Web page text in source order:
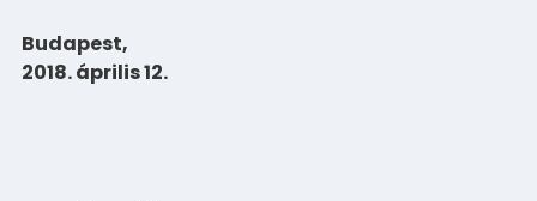
Budapest,
2018. április 12.